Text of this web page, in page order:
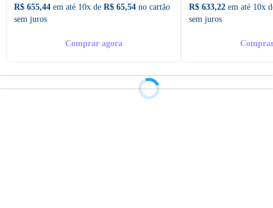
R$ 655,44 em até 10x de R$ 65,54 no cartão
sem juros
Comprar agora
R$ 633,22 em até 10x
sem juros